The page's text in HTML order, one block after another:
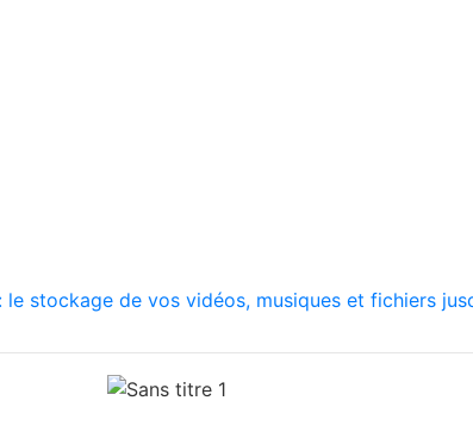
le stockage de vos vidéos, musiques et fichiers